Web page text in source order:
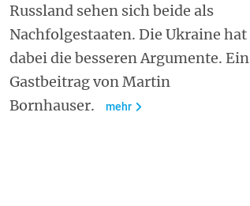
Russland sehen sich beide als
Nachfolgestaaten. Die Ukraine hat
dabei die besseren Argumente. Ein
Gastbeitrag von Martin
Bornhauser.
mehr